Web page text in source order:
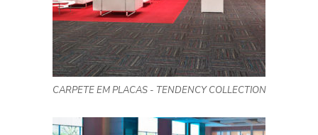
CARPETE EM PLACAS - TENDENCY COLLECTION